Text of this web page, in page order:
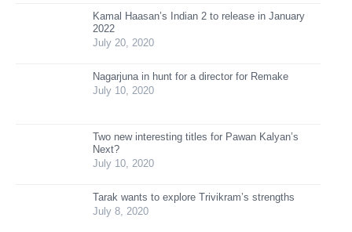
Kamal Haasan’s Indian 2 to release in January
2022
July 20, 2020
Nagarjuna in hunt for a director for Remake
July 10, 2020
Two new interesting titles for Pawan Kalyan’s
Next?
July 10, 2020
Tarak wants to explore Trivikram’s strengths
July 8, 2020